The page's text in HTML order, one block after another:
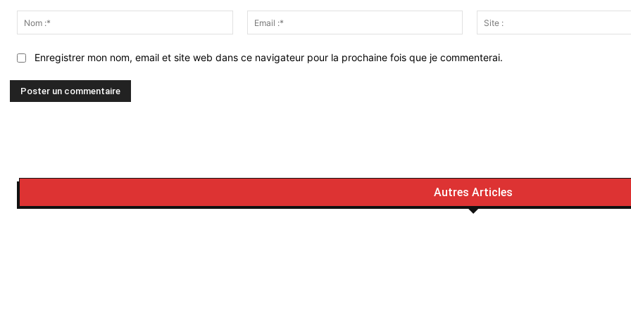
:*
Email
:*
Enregistrer mon nom, email et site web dans ce navigateur pour la prochaine fois que je commenterai.
Autres Articles